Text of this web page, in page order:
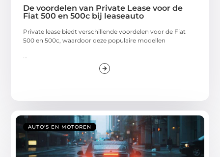
De voordelen van Private Lease voor de
Fiat 500 en 500c bij leaseauto
Private lease biedt verschillende voordelen voor de Fiat
500 en 500c, waardoor deze populaire modellen
...
AUTO'S EN MOTOREN